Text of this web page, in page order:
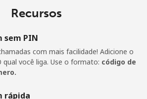
Recursos
sem PIN
com mais facilidade! Adicione o
qual você liga. Use o formato: código de
rápida